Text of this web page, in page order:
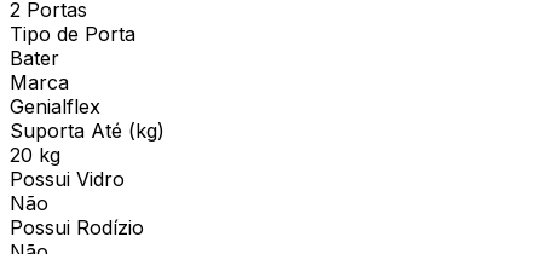
2 Portas
Tipo de Porta
Bater
Marca
Genialflex
Suporta Até (kg)
20 kg
Possui Vidro
Não
Possui Rodízio